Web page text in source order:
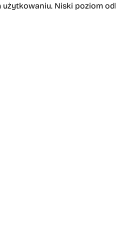
Niski poziom